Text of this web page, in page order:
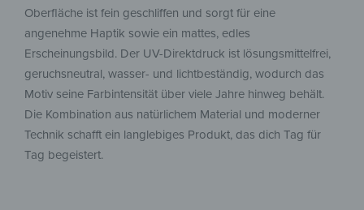
Oberfläche ist fein geschliffen und sorgt für eine
angenehme Haptik sowie ein mattes, edles
Erscheinungsbild. Der UV-Direktdruck ist lösungsmittelfrei,
geruchsneutral, wasser- und lichtbeständig, wodurch das
Motiv seine Farbintensität über viele Jahre hinweg behält.
Die Kombination aus natürlichem Material und moderner
Technik schafft ein langlebiges Produkt, das dich Tag für
Tag begeistert.